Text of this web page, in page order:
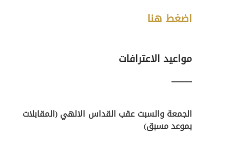
اضغط هنا
مواعيد الاعترافات
الجمعة والسبت عقب القداس الالهي (المقابلات
بموعد مسبق)